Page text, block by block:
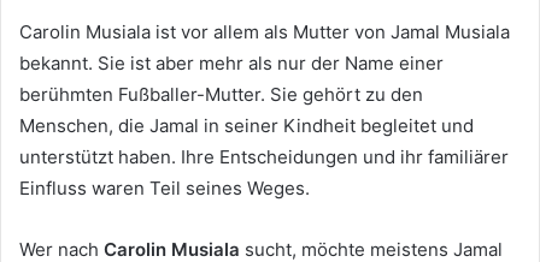
Carolin Musiala ist vor allem als Mutter von Jamal Musiala
bekannt. Sie ist aber mehr als nur der Name einer
berühmten Fußballer-Mutter. Sie gehört zu den
Menschen, die Jamal in seiner Kindheit begleitet und
unterstützt haben. Ihre Entscheidungen und ihr familiärer
Einfluss waren Teil seines Weges.
Wer nach Carolin Musiala sucht, möchte meistens Jamal